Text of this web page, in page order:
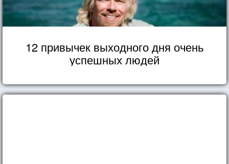
12 привычек выходного дня очень
успешных людей